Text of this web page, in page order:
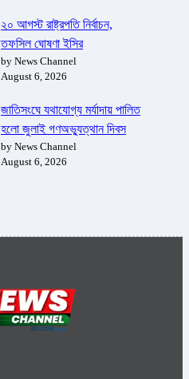
২০ আগস্ট রাষ্ট্রপতি নির্বাচন,
তফসিল ঘোষণা ইসির
by News Channel
August 6, 2026
জাতিসংঘে যথাযোগ্য মর্যাদায় পালিত
হলো জুলাই গণঅভ্যুত্থান দিবস
by News Channel
August 6, 2026